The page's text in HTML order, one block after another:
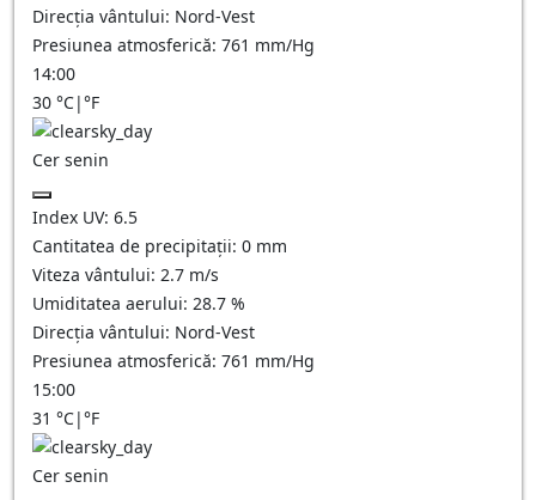
Direcția vântului: Nord-Vest
Presiunea atmosferică: 761 mm/Hg
14:00
30 °C|°F
Cer senin
Index UV: 6.5
Cantitatea de precipitații: 0 mm
Viteza vântului: 2.7 m/s
Umiditatea aerului: 28.7 %
Direcția vântului: Nord-Vest
Presiunea atmosferică: 761 mm/Hg
15:00
31 °C|°F
Cer senin